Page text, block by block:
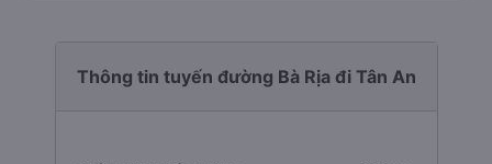
Thông tin tuyến đường Bà Rịa đi Tân An